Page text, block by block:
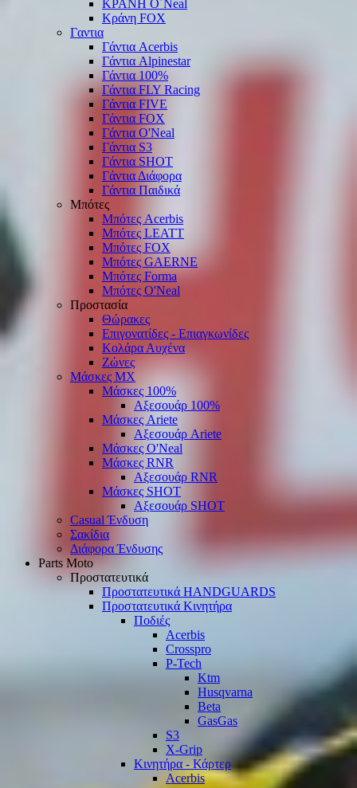
ΚΡΑΝΗ O΄Νeal
Κράνη FOX
Γαντια
Γάντια Acerbis
Γάντια Alpinestar
Γάντια 100%
Γάντια FLY Racing
Γάντια FIVE
Γάντια FOX
Γάντια O'Νeal
Γάντια S3
Γάντια SHOT
Γάντια Διάφορα
Γάντια Παιδικά
Μπότες
Μπότες Acerbis
Μπότες LEATT
Μπότες FOX
Μπότες GAERNE
Μπότες Forma
Μπότες O'Neal
Προστασία
Θώρακες
Επιγονατίδες - Επιαγκωνίδες
Κολάρα Αυχένα
Ζώνες
Μάσκες ΜΧ
Μάσκες 100%
Αξεσουάρ 100%
Μάσκες Ariete
Αξεσουάρ Ariete
Μάσκες O'Neal
Μάσκες RNR
Αξεσουάρ RNR
Μάσκες SHOT
Αξεσουάρ SHOT
Casual Ένδυση
Σακίδια
Διάφορα Ένδυσης
Parts Moto
Προστατευτικά
Προστατευτικά HANDGUARDS
Προστατευτικά Κινητήρα
Ποδιές
Acerbis
Crosspro
P-Tech
Ktm
Husqvarna
Beta
GasGas
S3
X-Grip
Κινητήρα - Κάρτερ
Acerbis